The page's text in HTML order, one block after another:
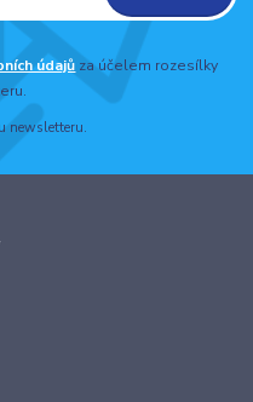
údajů za účelem rozesílky
newsletteru.